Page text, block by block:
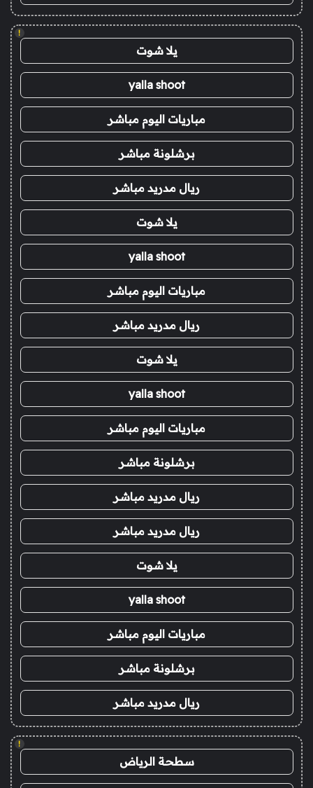
!
يلا شوت
yalla shoot
مباريات اليوم مباشر
برشلونة مباشر
ريال مدريد مباشر
يلا شوت
yalla shoot
مباريات اليوم مباشر
ريال مدريد مباشر
يلا شوت
yalla shoot
مباريات اليوم مباشر
برشلونة مباشر
ريال مدريد مباشر
ريال مدريد مباشر
يلا شوت
yalla shoot
مباريات اليوم مباشر
برشلونة مباشر
ريال مدريد مباشر
!
سطحة الرياض